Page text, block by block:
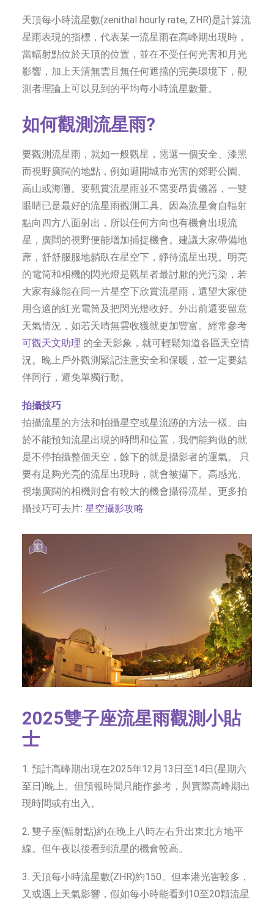
天頂每小時流星數(zenithal hourly rate, ZHR)是計算流
星雨表現的指標，代表某一流星雨在高峰期出現時，
當輻射點位於天頂的位置，並在不受任何光害和月光
影響，加上天清無雲且無任何遮擋的完美環境下，觀
測者理論上可以見到的平均每小時流星數量。
如何觀測流星雨?
要觀測流星雨，就如一般觀星，需選一個安全、漆黑
而視野廣闊的地點，例如避開城市光害的郊野公園、
高山或海灘。要觀賞流星雨並不需要昂貴儀器，一雙
眼睛已是最好的流星雨觀測工具。因為流星會自輻射
點向四方八面射出，所以任何方向也有機會出現流
星，廣闊的視野便能增加捕捉機會。建議大家帶備地
蓆，舒舒服服地躺臥在星空下，靜待流星出現。明亮
的電筒和相機的閃光燈是觀星者最討厭的光污染，若
大家有緣能在同一片星空下欣賞流星雨，還望大家使
用合適的紅光電筒及把閃光燈收好。外出前還要留意
天氣情況，如若天晴無雲收獲就更加豐富。經常參考
可觀天文助理 的全天影象，就可輕鬆知道各區天空情
況。晚上戶外觀測緊記注意安全和保暖，並一定要結
伴同行，避免單獨行動。
拍攝技巧
拍攝流星的方法和拍攝星空或星流跡的方法一樣。由
於不能預知流星出現的時間和位置，我們能夠做的就
是不停拍攝整個天空，餘下的就是攝影者的運氣。 只
要有足夠光亮的流星出現時，就會被攝下。高感光、
視場廣闊的相機則會有較大的機會攝得流星。更多拍
攝技巧可去片: 星空攝影攻略
2025雙子座流星雨觀測小貼
士
1. 預計高峰期出現在2025年12月13日至14日(星期六
至日)晚上。但預報時間只能作參考，與實際高峰期出
現時間或有出入。
2. 雙子座(輻射點)約在晚上八時左右升出東北方地平
線。但午夜以後看到流星的機會較高。
3. 天頂每小時流星數(ZHR)約150。但本港光害較多，
又或遇上天氣影響，假如每小時能看到10至20顆流星